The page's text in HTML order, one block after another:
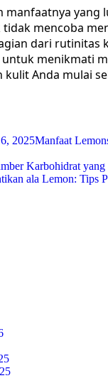
manfaatnya yang
mencoba
dari rutinitas
untuk menikmati
Anda mulai
2025Manfaat Lemon
Karbohidrat
ala Lemon: Tips